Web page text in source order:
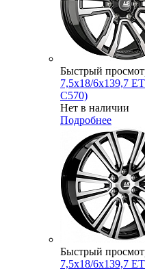
Быстрый
7,5x18/6x139,7
C570)
Нет в наличии
Подробнее
Быстрый
7,5x18/6x139,7